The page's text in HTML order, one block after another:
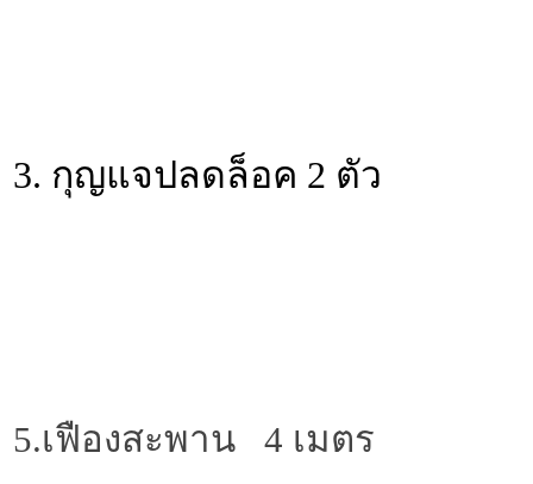
3. กุญแจปลดล็อค 2 ตัว
5.เฟืองสะพาน 4 เมตร